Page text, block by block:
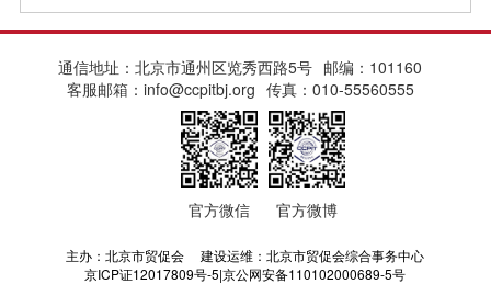
通信地址：北京市通州区览秀西路5号 邮编：101160
客服邮箱：info@ccpitbj.org 传真：010-55560555
官方微信 官方微博
主办：北京市贸促会 建设运维：北京市贸促会综合事务中心
京ICP证12017809号-5|京公网安备110102000689-5号